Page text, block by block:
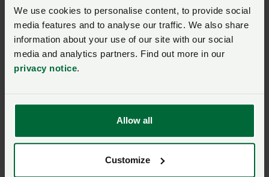
We use cookies to personalise content, to provide social
media features and to analyse our traffic. We also share
information about your use of our site with our social
media and analytics partners. Find out more in our
privacy notice.
Allow all
Customize
yn rym o bwys, a gweithio i wella'r system fwyd ar
gyfer y tymor hir.
Diane Scott
Shannon Powell